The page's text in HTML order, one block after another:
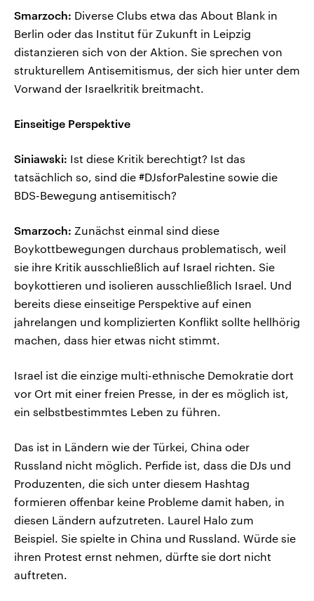
Smarzoch: Diverse Clubs etwa das About Blank in
Berlin oder das Institut für Zukunft in Leipzig
distanzieren sich von der Aktion. Sie sprechen von
strukturellem Antisemitismus, der sich hier unter dem
Vorwand der Israelkritik breitmacht.
Einseitige Perspektive
Siniawski: Ist diese Kritik berechtigt? Ist das
tatsächlich so, sind die #DJsforPalestine sowie die
BDS-Bewegung antisemitisch?
Smarzoch: Zunächst einmal sind diese
Boykottbewegungen durchaus problematisch, weil
sie ihre Kritik ausschließlich auf Israel richten. Sie
boykottieren und isolieren ausschließlich Israel. Und
bereits diese einseitige Perspektive auf einen
jahrelangen und komplizierten Konflikt sollte hellhörig
machen, dass hier etwas nicht stimmt.
Israel ist die einzige multi-ethnische Demokratie dort
vor Ort mit einer freien Presse, in der es möglich ist,
ein selbstbestimmtes Leben zu führen.
Das ist in Ländern wie der Türkei, China oder
Russland nicht möglich. Perfide ist, dass die DJs und
Produzenten, die sich unter diesem Hashtag
formieren offenbar keine Probleme damit haben, in
diesen Ländern aufzutreten. Laurel Halo zum
Beispiel. Sie spielte in China und Russland. Würde sie
ihren Protest ernst nehmen, dürfte sie dort nicht
auftreten.